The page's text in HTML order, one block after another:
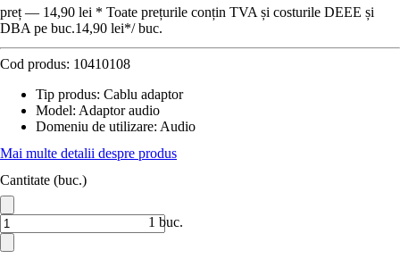
preț — 14,90 lei * Toate prețurile conțin TVA și costurile DEEE și
DBA pe buc.14,90 lei*/ buc.
Cod produs: 10410108
Tip produs: Cablu adaptor
Model: Adaptor audio
Domeniu de utilizare: Audio
Mai multe detalii despre produs
Cantitate (buc.)
1 buc.